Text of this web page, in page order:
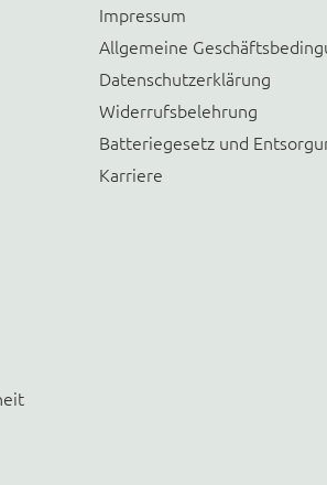
Impressum
Allgemeine
Datenschutzerklärung
Widerrufsbelehrung
Batteriegesetz und
Karriere